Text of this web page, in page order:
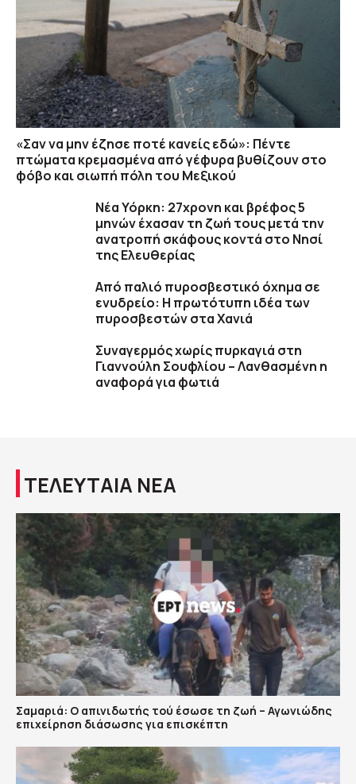
«Σαν να μην έζησε ποτέ κανείς εδώ»: Πέντε
πτώματα κρεμασμένα από γέφυρα βυθίζουν στο
φόβο και σιωπή πόλη του Μεξικού
Νέα Υόρκη: 27χρονη και βρέφος 5
μηνών έχασαν τη ζωή τους μετά την
ανατροπή σκάφους κοντά στο Νησί
της Ελευθερίας
Από παλιό πυροσβεστικό όχημα σε
ενυδρείο: Η πρωτότυπη ιδέα των
πυροσβεστών στα Χανιά
Συναγερμός χωρίς πυρκαγιά στη
Γιαννούλη Σουφλίου – Λανθασμένη η
αναφορά για φωτιά
ΤΕΛΕΥΤΑΙΑ ΝΕΑ
Σαμαριά: Ο απινιδωτής τού έσωσε τη ζωή – Αγωνιώδης
επιχείρηση διάσωσης για επισκέπτη